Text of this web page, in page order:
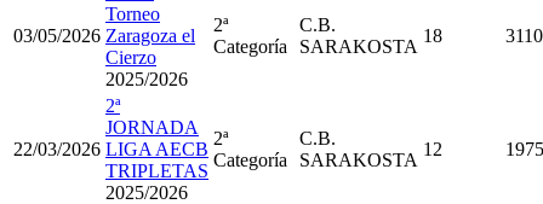
03/05/2026
Torneo
Zaragoza el
Cierzo
2025/2026
2ª
Categoría
C.B.
SARAKOSTA
18 3110
22/03/2026
2ª
JORNADA
LIGA AECB
TRIPLETAS
2025/2026
2ª
Categoría
C.B.
SARAKOSTA
12 1975